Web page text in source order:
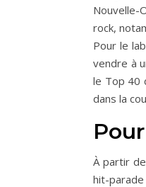
Nouvelle-
rock,
Pour le
vendre à
le Top 40
dans la
À partir
hit-